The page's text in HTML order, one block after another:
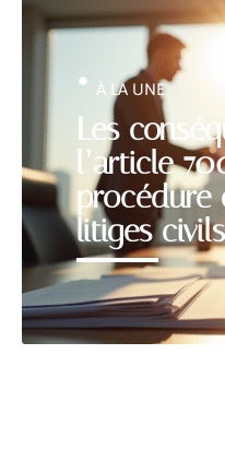
Les
l’article
procédure
litiges civils
À LA UNE